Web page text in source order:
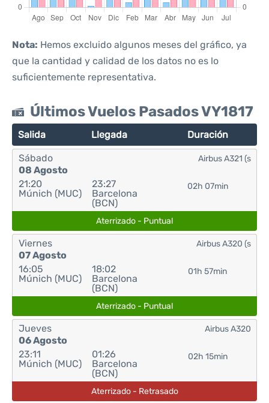
Nota: Hemos excluido algunos meses del gráfico, ya
que la cantidad y calidad de los datos no es lo
suficientemente representativa.
Últimos Vuelos Pasados VY1817
Salida Llegada Duración
Sábado
08 Agosto
21:20
Múnich (MUC)
23:27
Barcelona
(BCN)
02h 07min
Airbus A321 (s
Aterrizado - Puntual
Viernes
07 Agosto
16:05
Múnich (MUC)
18:02
Barcelona
(BCN)
01h 57min
Airbus A320 (s
Aterrizado - Puntual
Jueves
06 Agosto
23:11
Múnich (MUC)
01:26
Barcelona
(BCN)
02h 15min
Airbus A320
Aterrizado - Retrasado